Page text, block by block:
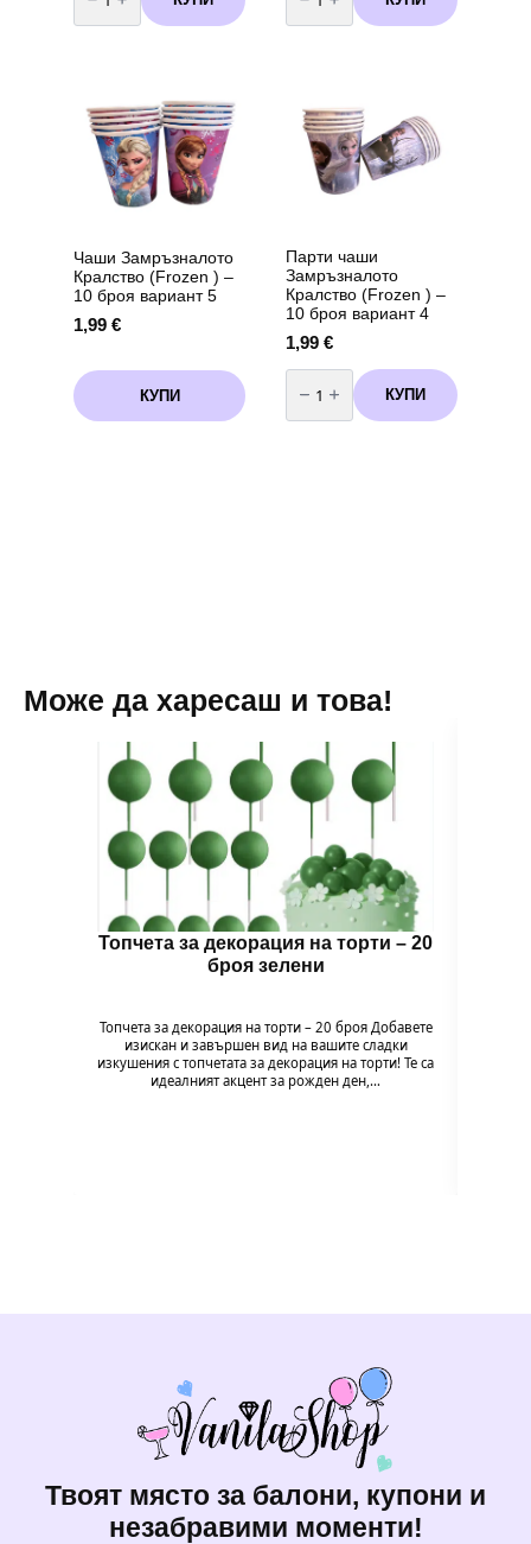
Чинии
Пепа
вариант
Парти
покривка
180
см
вариант
Чаши Замръзналото
Кралство (Frozen ) –
10 броя вариант 5
1,99 €
КУПИ
Парти чаши
Замръзналото
Кралство (Frozen ) –
10 броя вариант 4
1,99 €
количество
за
Парти
чаши
КУПИ
Може да харесаш и това!
Топчета за декорация на торти – 20
броя зелени
Топчета за декорация на торти – 20 броя Добавете
изискан и завършен вид на вашите сладки
изкушения с топчетата за декорация на торти! Те са
идеалният акцент за рожден ден,…
Твоят място за балони, купони и
незабравими моменти!